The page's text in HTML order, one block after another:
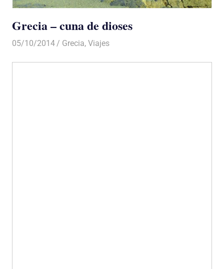
Grecia – cuna de dioses
05/10/2014 Luis Castellanos
Grecia,Viajes